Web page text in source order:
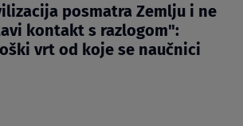
posmatra Zemlju i ne
kontakt s razlogom":
vrt od koje se naučnici